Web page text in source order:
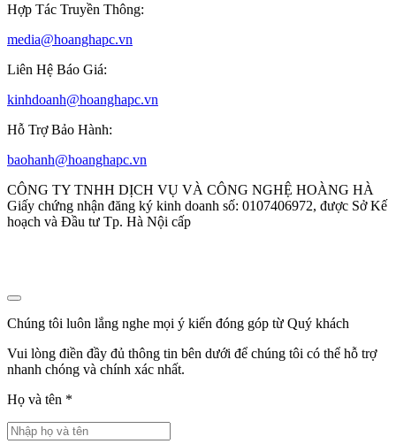
Hợp Tác Truyền Thông:
media@hoanghapc.vn
Liên Hệ Báo Giá:
kinhdoanh@hoanghapc.vn
Hỗ Trợ Bảo Hành:
baohanh@hoanghapc.vn
CÔNG TY TNHH DỊCH VỤ VÀ CÔNG NGHỆ HOÀNG HÀ
Giấy chứng nhận đăng ký kinh doanh số: 0107406972, được Sở Kế
hoạch và Đầu tư Tp. Hà Nội cấp
Chúng tôi luôn lắng nghe mọi ý kiến đóng góp từ Quý khách
Vui lòng điền đầy đủ thông tin bên dưới để chúng tôi có thể hỗ trợ
nhanh chóng và chính xác nhất.
Họ và tên *